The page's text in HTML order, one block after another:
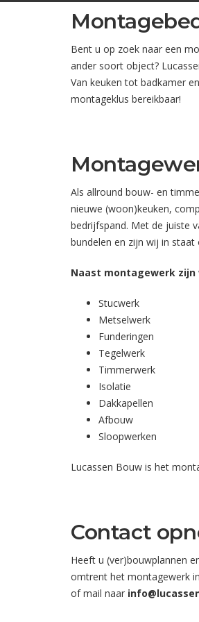
Bent u op zoek naar een
ander soort object?
Van keuken tot badkamer
montageklus bereikbaar!
Als allround bouw- en
nieuwe (woon)keuken,
bedrijfspand. Met de juiste
bundelen en zijn wij in
Naast montagewerk zijn
Stucwerk
Metselwerk
Funderingen
Tegelwerk
Timmerwerk
Isolatie
Dakkapellen
Afbouw
Sloopwerken
Lucassen Bouw is het
Contact
Heeft u (ver)bouwplannen
omtrent het montagewerk
of mail naar